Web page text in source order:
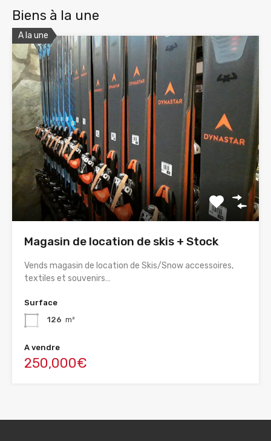
Biens à la une
A la une
Magasin de location de skis + Stock
Vends magasin de location de Skis/Snow accessoires,
textiles et souvenirs…
Surface
126 m²
A vendre
250,000€